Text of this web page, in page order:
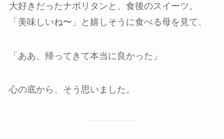
大好きだったナポリタンと、食後のスイーツ。
「美味しいね〜」と嬉しそうに食べる母を見て、
「ああ、帰ってきて本当に良かった」
心の底から、そう思いました。